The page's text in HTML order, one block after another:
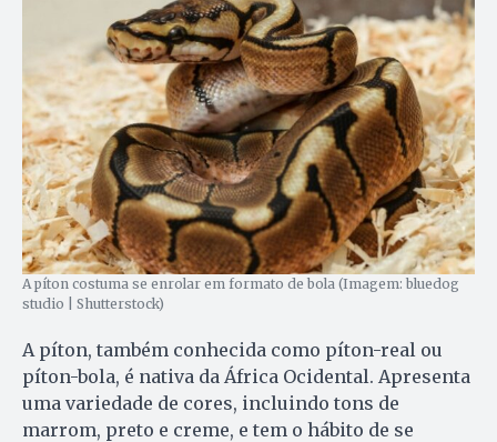
A píton costuma se enrolar em formato de bola (Imagem: bluedog
studio | Shutterstock)
A píton, também conhecida como píton-real ou
píton-bola, é nativa da África Ocidental. Apresenta
uma variedade de cores, incluindo tons de
marrom, preto e creme, e tem o hábito de se